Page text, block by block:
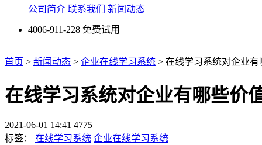
公司简介 联系我们 新闻动态
4006-911-228 免费试用
首页 > 新闻动态 > 企业在线学习系统 > 在线学习系统对企业有
在线学习系统对企业有哪些价
2021-06-01 14:41 4775
标签：
在线学习系统 企业在线学习系统